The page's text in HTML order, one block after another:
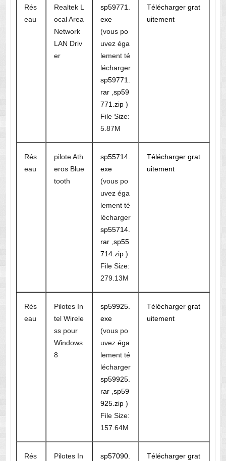
Rés
eau
Realtek L
ocal Area
Network
LAN Driv
er
sp59771.
exe
(vous po
uvez éga
lement té
lécharger
sp59771.
rar, sp59
771.zip)
File Size:
5.87M
Télécharger grat
uitement
Rés
eau
pilote Ath
eros Blue
tooth
sp55714.
exe
(vous po
uvez éga
lement té
lécharger
sp55714.
rar, sp55
714.zip)
File Size:
279.13M
Télécharger grat
uitement
Rés
eau
Pilotes In
tel Wirele
ss pour
Windows
8
sp59925.
exe
(vous po
uvez éga
lement té
lécharger
sp59925.
rar, sp59
925.zip)
File Size:
157.64M
Télécharger grat
uitement
Rés
Pilotes In
sp57090.
Télécharger grat